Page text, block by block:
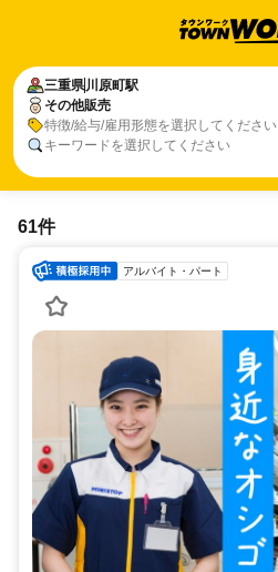
三重県川原町駅
その他販売
特徴/給与/雇用形態を選択してください
キーワードを選択してください
61件
アルバイト・パート